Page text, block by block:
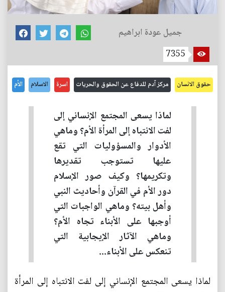
جميل عودة ابراهيم
7355
حقوق الانسان مركز آدم للدفاع عن الحقوق والحريات اسرة الاسلام الأم
لماذا يسعى المجتمع الإنساني إلى
لفت الانتباه إلى المرأة الأم؟ وماهي
الأدوار والمسؤوليات التي تقع
عليها تستوجب تقديرها
وتكريمها؟ وكيف صور الإسلام
دور الأم في القرآن وأحاديث النبي
وأهل بيته؟ وماهي الواجبات التي
أوجبها على الأبناء تجاه الأم؟
وماهي الآثار الإيجابية التي
تنعكس على الأبناء...
لماذا يسعى المجتمع الإنساني إلى لفت الانتباه إلى المرأة